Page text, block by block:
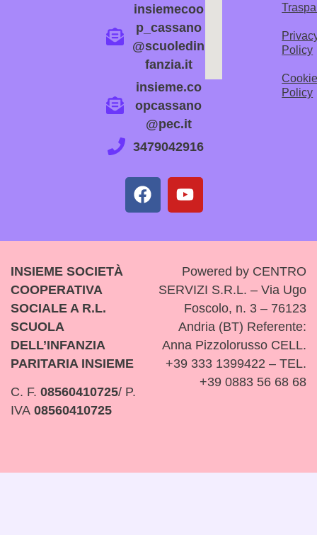
insiemecoo
p_cassano
@scuoledin
fanzia.it
insieme.co
opcassano
@pec.it
3479042916
Policy
Policy
INSIEME SOCIETÀ
COOPERATIVA
SOCIALE A R.L.
SCUOLA
DELL’INFANZIA
PARITARIA INSIEME
C. F. 08560410725/ P.
IVA 08560410725
Powered by CENTRO
SERVIZI S.R.L. – Via Ugo
Foscolo, n. 3 – 76123
Andria (BT) Referente:
Anna Pizzolorusso CELL.
+39 333 1399422 – TEL.
+39 0883 56 68 68